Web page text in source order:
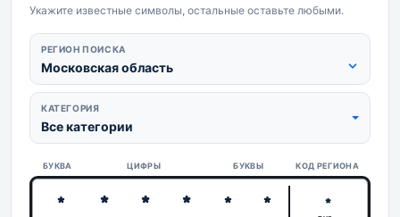
Укажите известные символы, остальные оставьте любыми.
РЕГИОН ПОИСКА
Московская область
КАТЕГОРИЯ
Все категории
БУКВА ЦИФРЫ БУКВЫ КОД РЕГИОНА